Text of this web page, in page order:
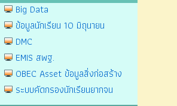
Big Data
ข้อมูลนักเรียน 10 มิถุนายน
DMC
EMIS สพฐ.
OBEC Asset ข้อมูลสิ่งก่อสร้าง
ระบบคัดกรองนักเรียนยากจน